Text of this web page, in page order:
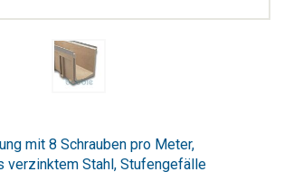
mit 8 Schrauben pro Meter,
verzinktem Stahl, Stufengefälle